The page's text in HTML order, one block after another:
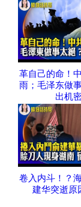
革自己的命！
雨；毛泽东做
出机
卷入内斗！？
建华突逝原